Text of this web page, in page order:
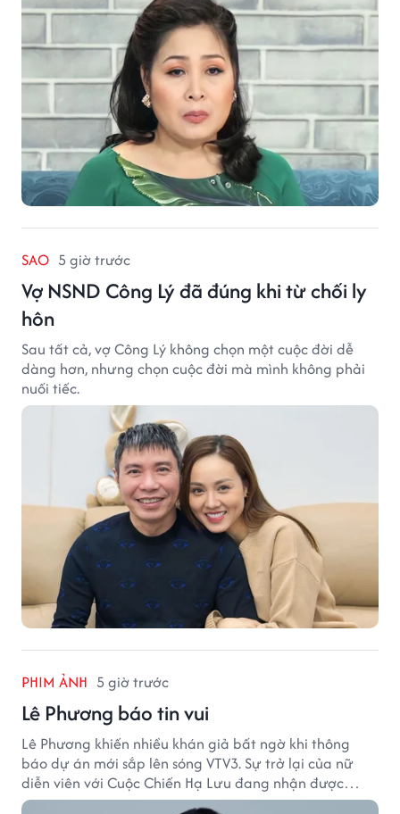
SAO 5 giờ trước
Vợ NSND Công Lý đã đúng khi từ chối ly
hôn
Sau tất cả, vợ Công Lý không chọn một cuộc đời dễ
dàng hơn, nhưng chọn cuộc đời mà mình không phải
nuối tiếc.
PHIM ẢNH 5 giờ trước
Lê Phương báo tin vui
Lê Phương khiến nhiều khán giả bất ngờ khi thông
báo dự án mới sắp lên sóng VTV3. Sự trở lại của nữ
diễn viên với Cuộc Chiến Hạ Lưu đang nhận được
nhiều sự quan tâm.